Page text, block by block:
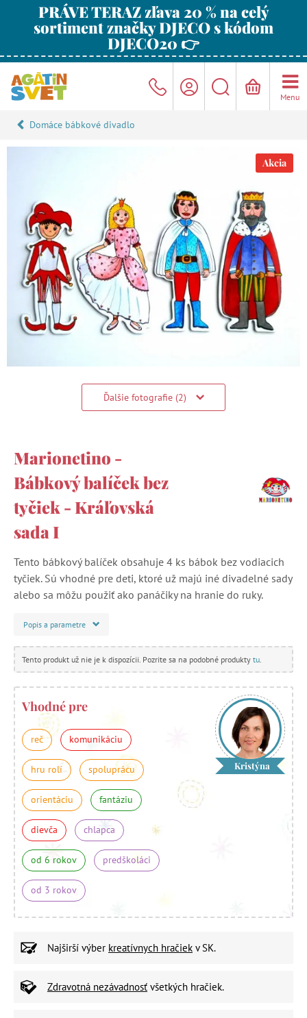
PRÁVE TERAZ zľava 20 % na celý
sortiment značky DJECO s kódom
DJECO20 👉
Menu
Domáce bábkové divadlo
Akcia
Ďalšie fotografie (2)
Marionetino -
Bábkový balíček bez
tyčiek - Kráľovská
sada I
Tento bábkový balíček obsahuje 4 ks bábok bez vodiacich
tyčiek. Sú vhodné pre deti, ktoré už majú iné divadelné sady
alebo sa môžu použiť ako panáčiky na hranie do ruky.
Popis a parametre
Tento produkt už nie je k dispozícii. Pozrite sa na podobné produkty tu
Vhodné pre
reč komunikáciu
hru rolí spoluprácu
orientáciu fantáziu
dievča chlapca
od 6 rokov predškoláci
od 3 rokov
Kristýna
Najširší výber kreatívnych hračiek v SK.
Zdravotná nezávadnosť všetkých hračiek.